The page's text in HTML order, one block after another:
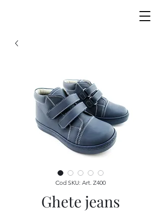
Cod SKU: Art. Z400
Ghete jeans